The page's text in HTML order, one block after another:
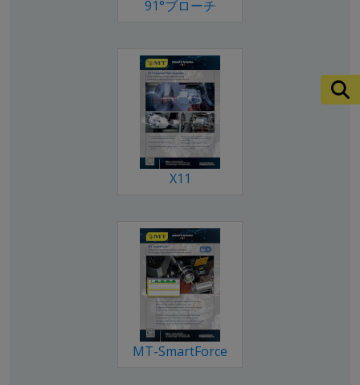
91°ブローチ
X11
MT-SmartForce